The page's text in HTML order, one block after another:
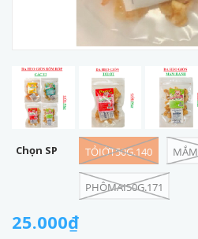
25.000₫
Chọn SP TỎIỚT50G.140
PHÔMAI50G.171